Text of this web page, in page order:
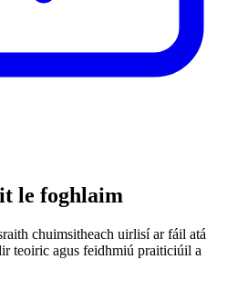
le foghlaim
chuimsitheach uirlisí ar fáil atá
teoiric agus feidhmiú praiticiúil a